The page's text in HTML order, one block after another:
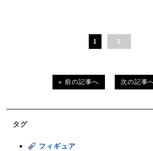
1 2
« 前の記事へ 次の記事
タグ
フィギュア